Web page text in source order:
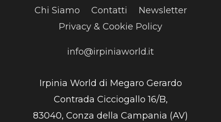
Chi Siamo Contatti
Newsletter
Privacy & Cookie Policy
info@irpiniaworld.it
Irpinia World di Megaro Gerardo
Contrada Cicciogallo 16/B,
83040, Conza della Campania (AV)